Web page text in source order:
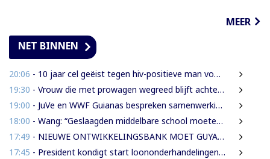
MEER
NET BINNEN
20:06 - 10 jaar cel geëist tegen hiv-positieve man voor vrijheidsberoving, mishandeling en verkrachting van sekswerkster
19:30 - Vrouw die met prowagen wegreed blijft achter tralies
19:00 - JuVe en WWF Guianas bespreken samenwerking rond natuurbescherming
18:00 - Wang: “Geslaagden middelbare school moeten 450 SRD betalen om diploma te ontvangen”
17:49 - NIEUWE ONTWIKKELINGSBANK MOET GUYANESE BEDRIJVEN KLAARSTOMEN OM BUITENLANDSE BEDRIJVEN TE VERVANGEN
17:45 - President kondigt start loononderhandelingen met vakbonden aan